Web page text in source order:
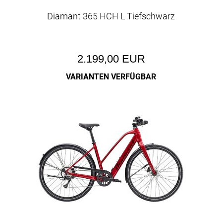
Diamant 365 HCH L Tiefschwarz
2.199,00 EUR
VARIANTEN VERFÜGBAR